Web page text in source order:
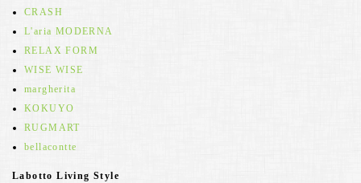
CRASH
L'aria MODERNA
RELAX FORM
WISE WISE
margherita
KOKUYO
RUGMART
bellacontte
Labotto Living Style